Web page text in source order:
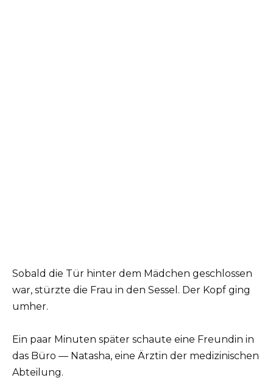
Sobald die Tür hinter dem Mädchen geschlossen
war, stürzte die Frau in den Sessel. Der Kopf ging
umher.
Ein paar Minuten später schaute eine Freundin in
das Büro — Natasha, eine Ärztin der medizinischen
Abteilung.